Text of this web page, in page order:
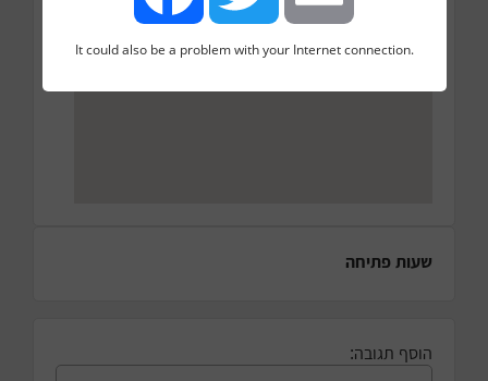
שעות פתיחה
הוסף תגובה:
FacebookTwitter Email
It could also be a problem with your Internet connection.